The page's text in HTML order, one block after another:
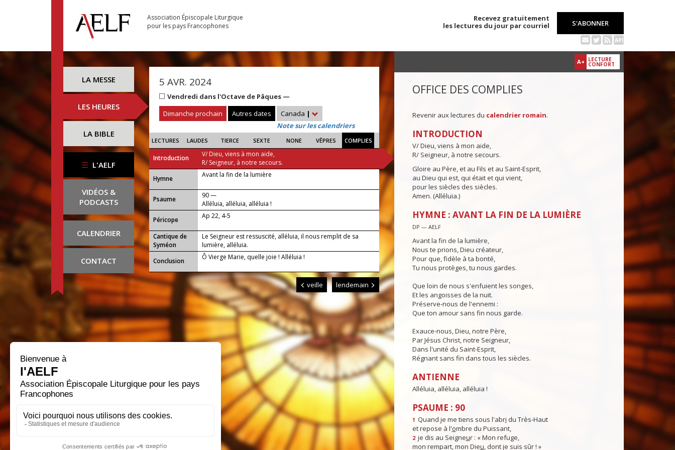
Association Épiscopale Liturgique
pour les pays Francophones
Recevez gratuitement
les lectures du jour par courriel
S'ABONNER
API
LA MESSE
LES HEURES
LA BIBLE
L'AELF
VIDÉOS &
PODCASTS
CALENDRIER
CONTACT
5 AVR. 2024
Vendredi dans l'Octave de Pâques —
Dimanche prochain
Autres dates Canada |
Note sur les calendriers
LECTURES LAUDES TIERCE SEXTE NONE VÊPRES COMPLIES
Introduction
V/ Dieu, viens à mon aide,
R/ Seigneur, à notre secours.
...
Hymne Avant la fin de la lumière
Psaume
90 —
Alléluia, alléluia, alléluia !
Péricope
Ap 22, 4-5
Cantique de
Syméon
Le Seigneur est ressuscité, alléluia, il nous remplit de sa
lumière, alléluia.
Conclusion
Ô Vierge Marie, quelle joie ! Alléluia !
veille lendemain
A+ LECTURE
CONFORT
OFFICE DES COMPLIES
Revenir aux lectures du calendrier romain.
INTRODUCTION
V/ Dieu, viens à mon aide,
R/ Seigneur, à notre secours.
Gloire au Père, et au Fils et au Saint-Esprit,
au Dieu qui est, qui était et qui vient,
pour les siècles des siècles.
Amen. (Alléluia.)
HYMNE : AVANT LA FIN DE LA LUMIÈRE
DP — AELF
Avant la fin de la lumière,
Nous te prions, Dieu créateur,
Pour que, fidèle à ta bonté,
Tu nous protèges, tu nous gardes.
Que loin de nous s'enfuient les songes,
Et les angoisses de la nuit.
Préserve-nous de l'ennemi :
Que ton amour sans fin nous garde.
Exauce-nous, Dieu, notre Père,
Par Jésus Christ, notre Seigneur,
Dans l'unité du Saint-Esprit,
Régnant sans fin dans tous les siècles.
ANTIENNE
Alléluia, alléluia, alléluia !
PSAUME : 90
1 Quand je me tiens sous l'abri du Très-Haut
et repose à l'ombre du Puissant,
2 je dis au Seigneur : « Mon refuge,
mon rempart, mon Dieu, dont je suis sûr ! »